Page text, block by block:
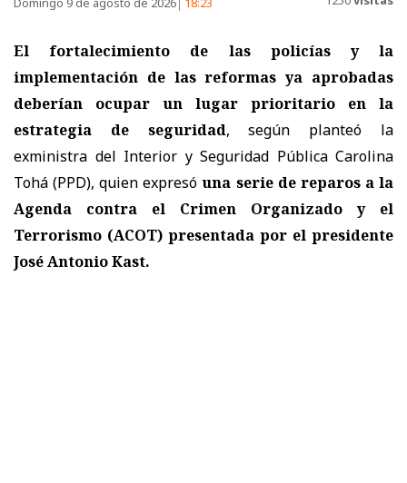
El fortalecimiento de las policías y la
implementación de las reformas ya aprobadas
deberían ocupar un lugar prioritario en la
estrategia de seguridad, según planteó la
exministra del Interior y Seguridad Pública Carolina
Tohá (PPD), quien expresóuna serie de reparos a la
Agenda contra el Crimen Organizado y el
Terrorismo (ACOT) presentada por el presidente
José Antonio Kast.